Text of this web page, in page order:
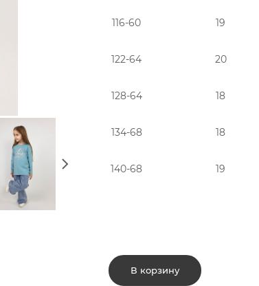
116-60 19
122-64 20
128-64 18
134-68 18
140-68 19
В корзину